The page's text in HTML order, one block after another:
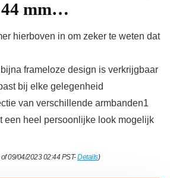
mm…
hierboven in om zeker te weten dat
frameloze design is verkrijgbaar
bij elke gelegenheid
van verschillende armbanden1
een heel persoonlijke look mogelijk
09/04/2023 02:44 PST-Details)